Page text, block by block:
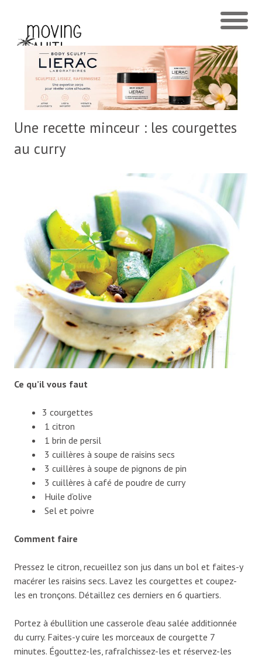
Une recette minceur : les courgettes
au curry
Ce qu’il vous faut
3 courgettes
1 citron
1 brin de persil
3 cuillères à soupe de raisins secs
3 cuillères à soupe de pignons de pin
3 cuillères à café de poudre de curry
Huile d’olive
Sel et poivre
Comment faire
Pressez le citron, recueillez son jus dans un bol et faites-y
macérer les raisins secs. Lavez les courgettes et coupez-
les en tronçons. Détaillez ces derniers en 6 quartiers.
Portez à ébullition une casserole d’eau salée additionnée
du curry. Faites-y cuire les morceaux de courgette 7
minutes. Égouttez-les, rafraîchissez-les et réservez-les